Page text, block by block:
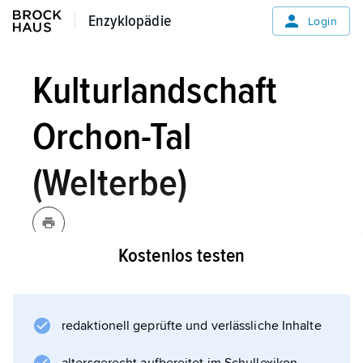
Enzyklopädie
Enzyklopädie Login
Kulturlandschaft
Orchon-Tal
(Welterbe)
Die Kulturlandschaft des Orchon-Tales liegt im
Region und von alters her Nomadenland. Zum
Kostenlos testen
redaktionell geprüfte und verlässliche Inhalte